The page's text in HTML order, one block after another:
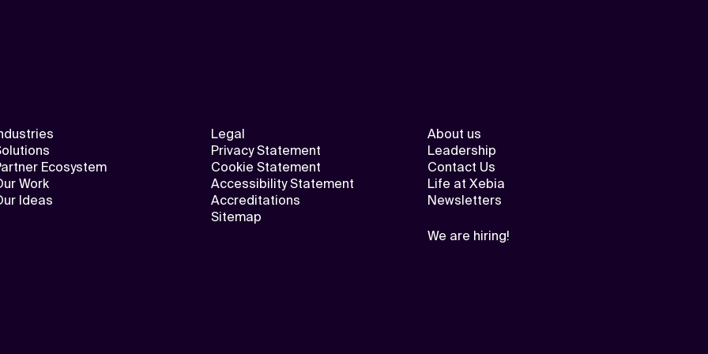
Ecosystem
Work
Ideas
Legal
Privacy Statement
Cookie Statement
Accessibility Statement
Accreditations
Sitemap
About us
Leadership
Contact Us
Life at Xebia
Newsletters
We are hiring!